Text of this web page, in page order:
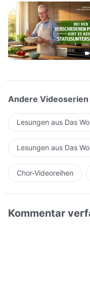
Andere Videoserien
Lesungen aus Das
Lesungen aus Das
Chor-Videoreihen
Kommentar